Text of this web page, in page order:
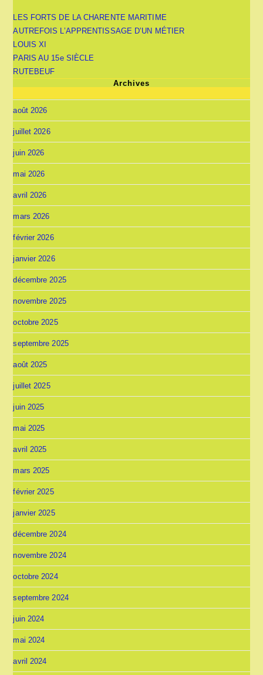
LES FORTS DE LA CHARENTE MARITIME
AUTREFOIS L’APPRENTISSAGE D’UN MÉTIER
LOUIS XI
PARIS AU 15e SIÈCLE
RUTEBEUF
Archives
août 2026
juillet 2026
juin 2026
mai 2026
avril 2026
mars 2026
février 2026
janvier 2026
décembre 2025
novembre 2025
octobre 2025
septembre 2025
août 2025
juillet 2025
juin 2025
mai 2025
avril 2025
mars 2025
février 2025
janvier 2025
décembre 2024
novembre 2024
octobre 2024
septembre 2024
juin 2024
mai 2024
avril 2024